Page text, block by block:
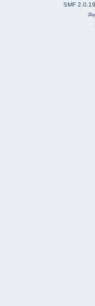
SMF 2.0.19